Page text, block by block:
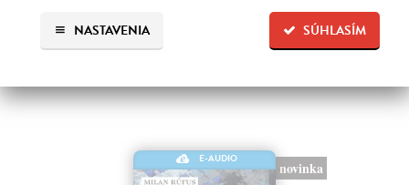
SÚHLASÍM
NASTAVENIA
E-AUDIO
novinka